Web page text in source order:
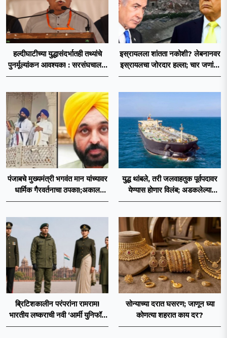
हल्दीघाटीच्या युद्धासंदर्भातही तथ्यांचे
पुनर्मूल्यांकन आवश्यक! : सरसंघचालक
डॉ. मोहनजी भागवत
इस्रायलला शांतता नकोशी? लेबनानवर
इस्रायलचा जोरदार हल्ला; चार जणांचा
मृत्यू, इराण-अमेरिकेत आरोप-प्रत्यारोप
पंजाबचे मुख्यमंत्री भगवंत मान यांच्यावर
धार्मिक गैरवर्तनाचा ठपका!;अकाल
तख्ताच्या निर्णयाने मोठी खळबळ
युद्ध थांबले, तरी जलवाहतुक पूर्वपदावर
येण्यास होणार विलंब; अडकलेल्या
जहाजांना कराराच्या शाश्वततेची चिंता.
ब्रिटिशकालीन परंपरांना रामराम!
भारतीय लष्कराची नवी ‘आर्मी युनिफॉर्म
२०२६’ नियमावली लागू
सोन्याच्या दरात घसरण; जाणून घ्या
कोणत्या शहरात काय दर?